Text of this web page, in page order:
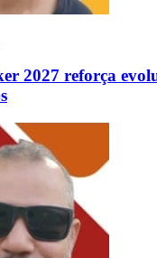
2027 reforça